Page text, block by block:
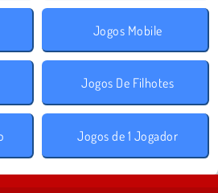
Jogos Mobile
Jogos De Filhotes
Jogos de 1 Jogador